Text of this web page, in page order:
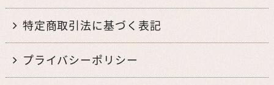
特定商取引法に基づく表記
プライバシーポリシー